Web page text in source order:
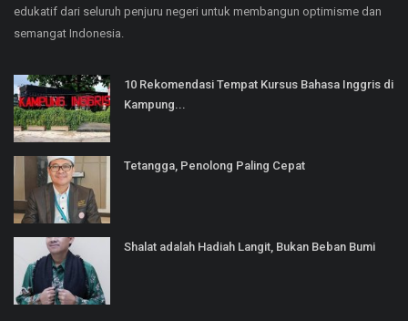
edukatif dari seluruh penjuru negeri untuk membangun optimisme dan
semangat Indonesia.
10 Rekomendasi Tempat Kursus Bahasa Inggris di
Kampung...
Tetangga, Penolong Paling Cepat
Shalat adalah Hadiah Langit, Bukan Beban Bumi